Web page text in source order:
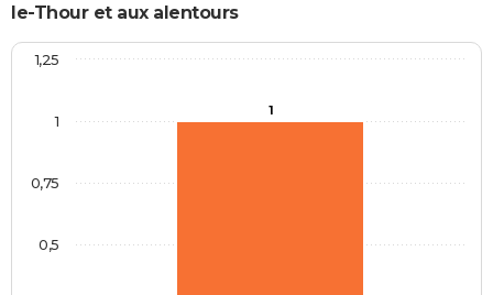
le-Thour et aux alentours
1
0,5
0,75
1
1,25